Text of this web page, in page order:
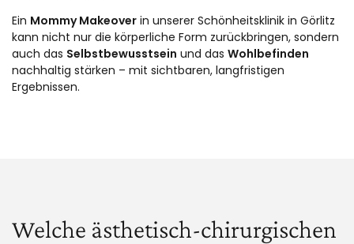
Ein Mommy Makeover in unserer Schönheitsklinik in Görlitz
kann nicht nur die körperliche Form zurückbringen, sondern
auch das Selbstbewusstsein und das Wohlbefinden
nachhaltig stärken – mit sichtbaren, langfristigen
Ergebnissen.
Welche ästhetisch-chirurgischen